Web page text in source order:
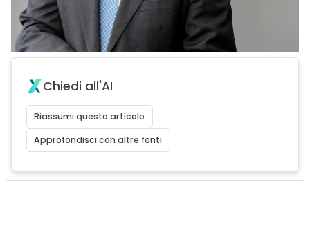
Chiedi all'AI
Riassumi questo articolo
Approfondisci con altre fonti